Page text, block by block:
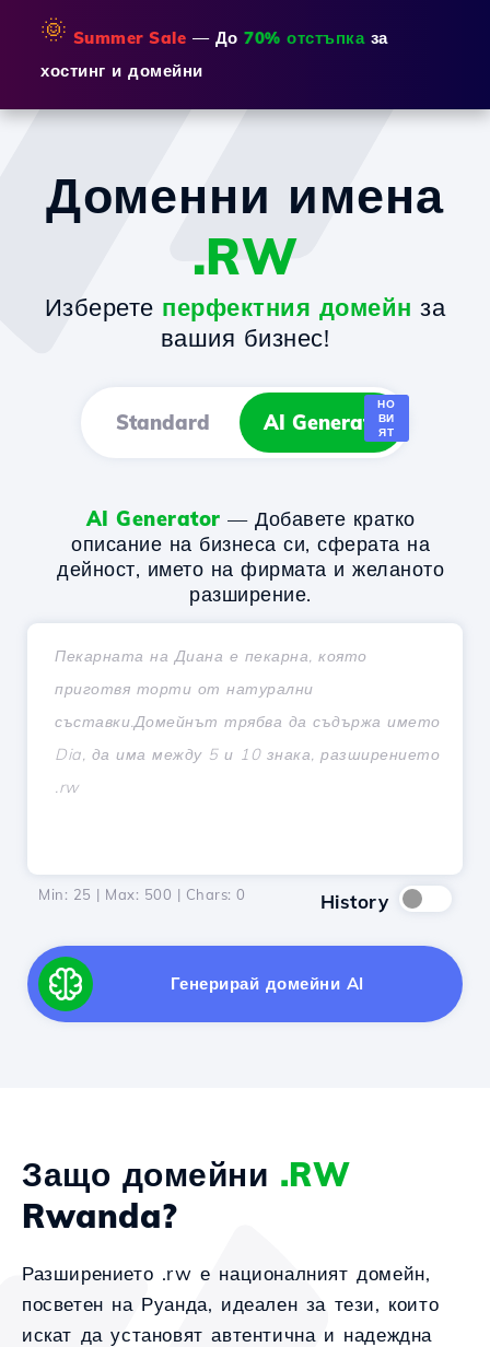
🌞 Summer Sale — До 70% отстъпказа
хостинг и домейни
Доменни имена
.RW
Изберете перфектния домейн за
вашия бизнес!
Standard AI Generator
НО
ВИ
ЯТ
AI Generator — Добавете кратко
описание на бизнеса си, сферата на
дейност, името на фирмата и желаното
разширение.
Min: 25 | Max: 500 | Chars: 0 History
Генерирай домейни AI
Защо домейни .RW
Rwanda?
Разширението .rw е националният домейн,
посветен на Руанда, идеален за тези, които
искат да установят автентична и надеждна